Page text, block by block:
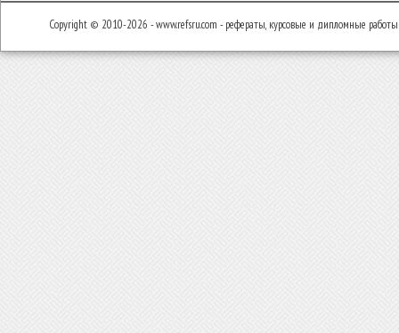
Copyright © 2010-2026 - www.refsru.com - рефераты, курсовые и дипломные работы